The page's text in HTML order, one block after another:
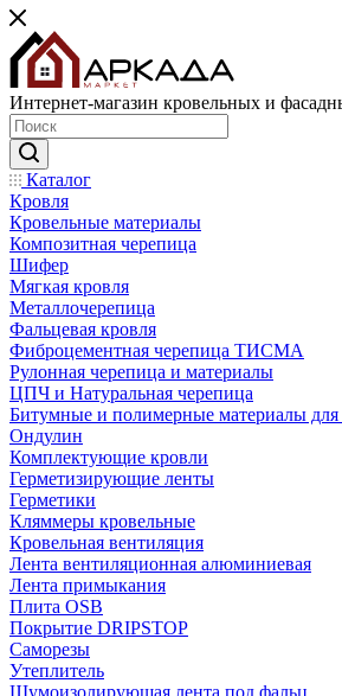
Интернет-магазин кровельных и
Каталог
Кровля
Кровельные материалы
Композитная черепица
Шифер
Мягкая кровля
Металлочерепица
Фальцевая кровля
Фиброцементная черепица ТИСМА
Рулонная черепица и материалы
ЦПЧ и Натуральная черепица
Битумные и полимерные материалы для
Ондулин
Комплектующие кровли
Герметизирующие ленты
Герметики
Кляммеры кровельные
Кровельная вентиляция
Лента вентиляционная алюминиевая
Лента примыкания
Плита OSB
Покрытие DRIPSTOP
Саморезы
Утеплитель
Шумоизолирующая лента под фальц